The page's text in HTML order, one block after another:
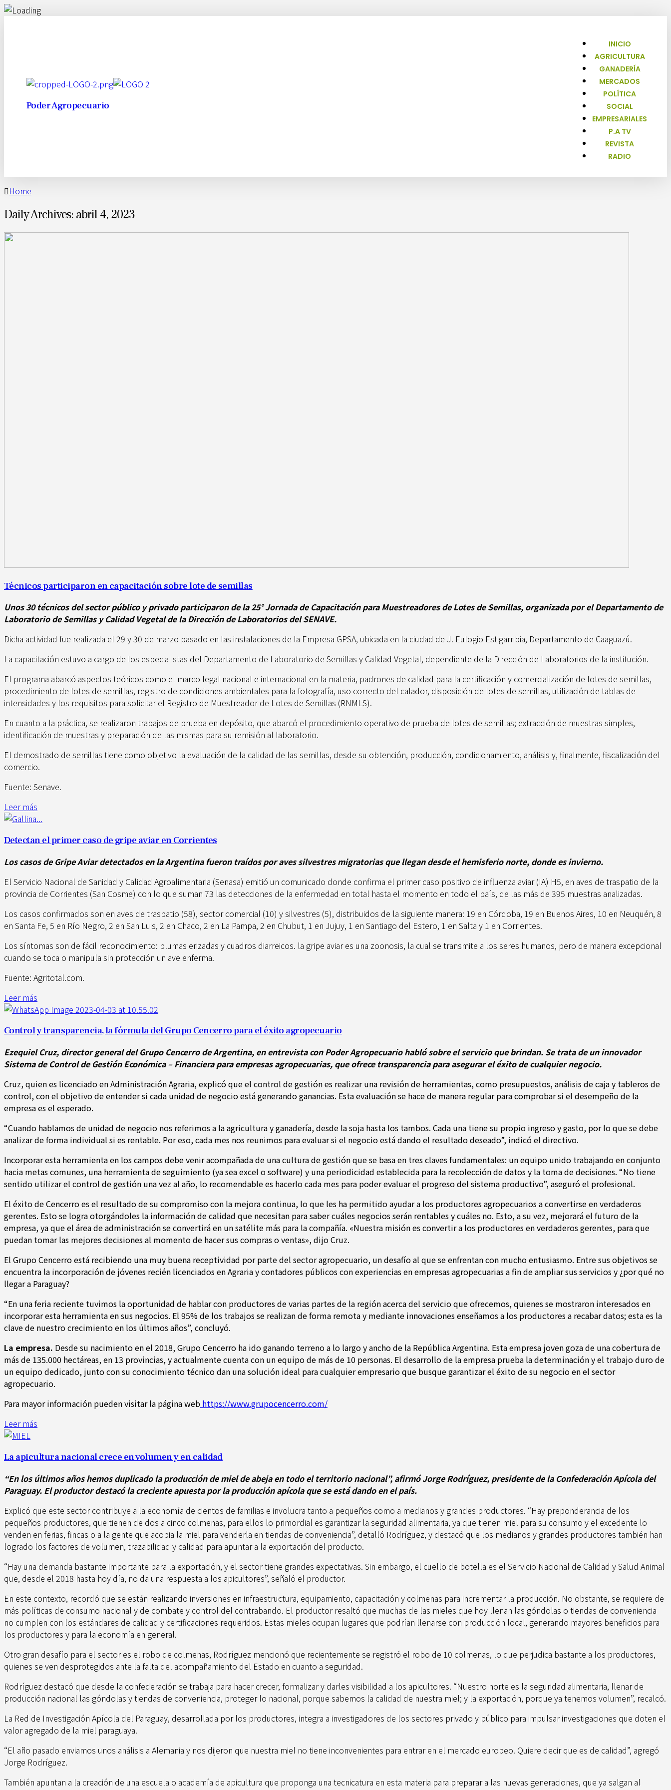
Poder Agropecuario
INICIO
AGRICULTURA
GANADERÍA
MERCADOS
POLÍTICA
SOCIAL
EMPRESARIALES
P.A TV
REVISTA
RADIO
Home
Daily Archives: abril 4, 2023
Técnicos participaron en capacitación sobre lote de semillas
Unos 30 técnicos del sector público y privado participaron de la 25° Jornada de Capacitación para Muestreadores de Lotes de Semillas, organizada por el Departamento de
Laboratorio de Semillas y Calidad Vegetal de la Dirección de Laboratorios del SENAVE.
Dicha actividad fue realizada el 29 y 30 de marzo pasado en las instalaciones de la Empresa GPSA, ubicada en la ciudad de J. Eulogio Estigarribia, Departamento de Caaguazú.
La capacitación estuvo a cargo de los especialistas del Departamento de Laboratorio de Semillas y Calidad Vegetal, dependiente de la Dirección de Laboratorios de la institución.
El programa abarcó aspectos teóricos como el marco legal nacional e internacional en la materia, padrones de calidad para la certificación y comercialización de lotes de semillas,
procedimiento de lotes de semillas, registro de condiciones ambientales para la fotografía, uso correcto del calador, disposición de lotes de semillas, utilización de tablas de
intensidades y los requisitos para solicitar el Registro de Muestreador de Lotes de Semillas (RNMLS).
En cuanto a la práctica, se realizaron trabajos de prueba en depósito, que abarcó el procedimiento operativo de prueba de lotes de semillas; extracción de muestras simples,
identificación de muestras y preparación de las mismas para su remisión al laboratorio.
El demostrado de semillas tiene como objetivo la evaluación de la calidad de las semillas, desde su obtención, producción, condicionamiento, análisis y, finalmente, fiscalización del
comercio.
Fuente: Senave.
Leer más
Detectan el primer caso de gripe aviar en Corrientes
Los casos de Gripe Aviar detectados en la Argentina fueron traídos por aves silvestres migratorias que llegan desde el hemisferio norte, donde es invierno.
El Servicio Nacional de Sanidad y Calidad Agroalimentaria (Senasa) emitió un comunicado donde confirma el primer caso positivo de influenza aviar (IA) H5, en aves de traspatio de la
provincia de Corrientes (San Cosme) con lo que suman 73 las detecciones de la enfermedad en total hasta el momento en todo el país, de las más de 395 muestras analizadas.
Los casos confirmados son en aves de traspatio (58), sector comercial (10) y silvestres (5), distribuidos de la siguiente manera: 19 en Córdoba, 19 en Buenos Aires, 10 en Neuquén, 8
en Santa Fe, 5 en Río Negro, 2 en San Luis, 2 en Chaco, 2 en La Pampa, 2 en Chubut, 1 en Jujuy, 1 en Santiago del Estero, 1 en Salta y 1 en Corrientes.
Los síntomas son de fácil reconocimiento: plumas erizadas y cuadros diarreicos. la gripe aviar es una zoonosis, la cual se transmite a los seres humanos, pero de manera excepcional
cuando se toca o manipula sin protección un ave enferma.
Fuente: Agritotal.com.
Leer más
Control y transparencia, la fórmula del Grupo Cencerro para el éxito agropecuario
Ezequiel Cruz, director general del Grupo Cencerro de Argentina, en entrevista con Poder Agropecuario habló sobre el servicio que brindan. Se trata de un innovador
Sistema de Control de Gestión Económica – Financiera para empresas agropecuarias, que ofrece transparencia para asegurar el éxito de cualquier negocio.
Cruz, quien es licenciado en Administración Agraria, explicó que el control de gestión es realizar una revisión de herramientas, como presupuestos, análisis de caja y tableros de
control, con el objetivo de entender si cada unidad de negocio está generando ganancias. Esta evaluación se hace de manera regular para comprobar si el desempeño de la
empresa es el esperado.
“Cuando hablamos de unidad de negocio nos referimos a la agricultura y ganadería, desde la soja hasta los tambos. Cada una tiene su propio ingreso y gasto, por lo que se debe
analizar de forma individual si es rentable. Por eso, cada mes nos reunimos para evaluar si el negocio está dando el resultado deseado”, indicó el directivo.
Incorporar esta herramienta en los campos debe venir acompañada de una cultura de gestión que se basa en tres claves fundamentales: un equipo unido trabajando en conjunto
hacia metas comunes, una herramienta de seguimiento (ya sea excel o software) y una periodicidad establecida para la recolección de datos y la toma de decisiones. “No tiene
sentido utilizar el control de gestión una vez al año, lo recomendable es hacerlo cada mes para poder evaluar el progreso del sistema productivo”, aseguró el profesional.
El éxito de Cencerro es el resultado de su compromiso con la mejora continua, lo que les ha permitido ayudar a los productores agropecuarios a convertirse en verdaderos
gerentes. Esto se logra otorgándoles la información de calidad que necesitan para saber cuáles negocios serán rentables y cuáles no. Esto, a su vez, mejorará el futuro de la
empresa, ya que el área de administración se convertirá en un satélite más para la compañía. «Nuestra misión es convertir a los productores en verdaderos gerentes, para que
puedan tomar las mejores decisiones al momento de hacer sus compras o ventas», dijo Cruz.
El Grupo Cencerro está recibiendo una muy buena receptividad por parte del sector agropecuario, un desafío al que se enfrentan con mucho entusiasmo. Entre sus objetivos se
encuentra la incorporación de jóvenes recién licenciados en Agraria y contadores públicos con experiencias en empresas agropecuarias a fin de ampliar sus servicios y ¿por qué no
llegar a Paraguay?
“En una feria reciente tuvimos la oportunidad de hablar con productores de varias partes de la región acerca del servicio que ofrecemos, quienes se mostraron interesados en
incorporar esta herramienta en sus negocios. El 95% de los trabajos se realizan de forma remota y mediante innovaciones enseñamos a los productores a recabar datos; esta es la
clave de nuestro crecimiento en los últimos años”, concluyó.
La empresa. Desde su nacimiento en el 2018, Grupo Cencerro ha ido ganando terreno a lo largo y ancho de la República Argentina. Esta empresa joven goza de una cobertura de
más de 135.000 hectáreas, en 13 provincias, y actualmente cuenta con un equipo de más de 10 personas. El desarrollo de la empresa prueba la determinación y el trabajo duro de
un equipo dedicado, junto con su conocimiento técnico dan una solución ideal para cualquier empresario que busque garantizar el éxito de su negocio en el sector
agropecuario.
Para mayor información pueden visitar la página web https://www.grupocencerro.com/
Leer más
La apicultura nacional crece en volumen y en calidad
“En los últimos años hemos duplicado la producción de miel de abeja en todo el territorio nacional”, afirmó Jorge Rodríguez, presidente de la Confederación Apícola del
Paraguay. El productor destacó la creciente apuesta por la producción apícola que se está dando en el país.
Explicó que este sector contribuye a la economía de cientos de familias e involucra tanto a pequeños como a medianos y grandes productores. “Hay preponderancia de los
pequeños productores, que tienen de dos a cinco colmenas, para ellos lo primordial es garantizar la seguridad alimentaria, ya que tienen miel para su consumo y el excedente lo
venden en ferias, fincas o a la gente que acopia la miel para venderla en tiendas de conveniencia”, detalló Rodríguez, y destacó que los medianos y grandes productores también han
logrado los factores de volumen, trazabilidad y calidad para apuntar a la exportación del producto.
“Hay una demanda bastante importante para la exportación, y el sector tiene grandes expectativas. Sin embargo, el cuello de botella es el Servicio Nacional de Calidad y Salud Animal
que, desde el 2018 hasta hoy día, no da una respuesta a los apicultores”, señaló el productor.
En este contexto, recordó que se están realizando inversiones en infraestructura, equipamiento, capacitación y colmenas para incrementar la producción. No obstante, se requiere de
más políticas de consumo nacional y de combate y control del contrabando. El productor resaltó que muchas de las mieles que hoy llenan las góndolas o tiendas de conveniencia
no cumplen con los estándares de calidad y certificaciones requeridos. Estas mieles ocupan lugares que podrían llenarse con producción local, generando mayores beneficios para
los productores y para la economía en general.
Otro gran desafío para el sector es el robo de colmenas, Rodríguez mencionó que recientemente se registró el robo de 10 colmenas, lo que perjudica bastante a los productores,
quienes se ven desprotegidos ante la falta del acompañamiento del Estado en cuanto a seguridad.
Rodríguez destacó que desde la confederación se trabaja para hacer crecer, formalizar y darles visibilidad a los apicultores. “Nuestro norte es la seguridad alimentaria, llenar de
producción nacional las góndolas y tiendas de conveniencia, proteger lo nacional, porque sabemos la calidad de nuestra miel; y la exportación, porque ya tenemos volumen”, recalcó.
La Red de Investigación Apícola del Paraguay, desarrollada por los productores, integra a investigadores de los sectores privado y público para impulsar investigaciones que doten el
valor agregado de la miel paraguaya.
“El año pasado enviamos unos análisis a Alemania y nos dijeron que nuestra miel no tiene inconvenientes para entrar en el mercado europeo. Quiere decir que es de calidad”, agregó
Jorge Rodríguez.
También apuntan a la creación de una escuela o academía de apicultura que proponga una tecnicatura en esta materia para preparar a las nuevas generaciones, que ya salgan al